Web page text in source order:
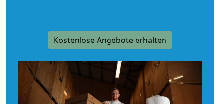
Kostenlose Angebote erhalten